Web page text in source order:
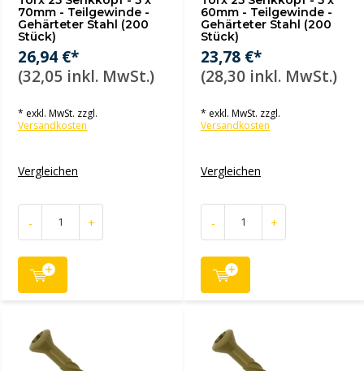
70mm - Teilgewinde -
Gehärteter Stahl (200
Stück)
26,94 €*
(32,05 inkl. MwSt.)
* exkl. MwSt. zzgl.
Versandkosten
Vergleichen
- +
60mm - Teilgewinde -
Gehärteter Stahl (200
Stück)
23,78 €*
(28,30 inkl. MwSt.)
* exkl. MwSt. zzgl.
Versandkosten
Vergleichen
- +